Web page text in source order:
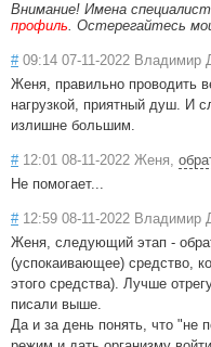
Внимание! Имена
профиль. Остерегайтесь
#09:14 07-11-2022 Владимир
Женя, правильно проводить
нагрузкой, приятный душ. И
излишне большим.
#12:01 08-11-2022 Женя,
Не помогает...
#12:59 08-11-2022 Владимир
Женя, следующий этап -
(успокаивающее) средство,
этого средства). Лучше
писали выше.
Да и за день понять, что "не